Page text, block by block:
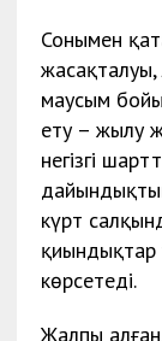
Сонымен
маусым бойы
ету – жылу
негізгі
күрт
қиындықтар
көрсетеді.
Жалпы